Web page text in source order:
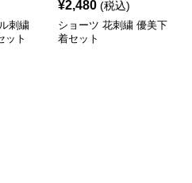
刺繍
ット
¥2,480 (税込)
ショーツ 花刺繍 優美下
着セット